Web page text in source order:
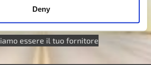
Deny
qui sotto e intraprendiamo insieme
essere il tuo fornitore